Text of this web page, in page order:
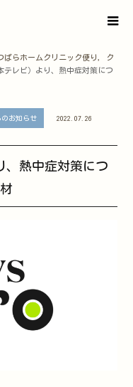
ばらホームクリニック便り
ク
レビ）より、熱中症対策につ
のお知らせ 2022.07.26
、熱中症対策につ